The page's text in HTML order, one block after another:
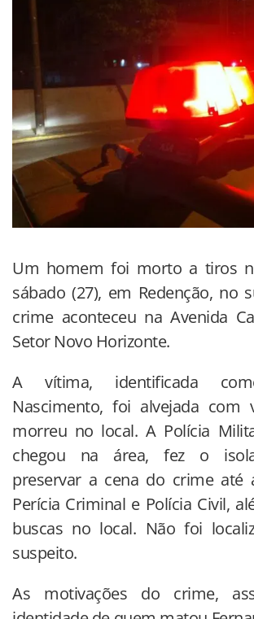
Um homem foi morto a tiros
sábado (27), em Redenção, no
crime aconteceu na Avenida
Setor Novo Horizonte.
A vítima, identificada
Nascimento, foi alvejada com
morreu no local. A Polícia
chegou na área, fez o
preservar a cena do crime até
Perícia Criminal e Polícia Civil,
buscas no local. Não foi
suspeito.
As motivações do crime,